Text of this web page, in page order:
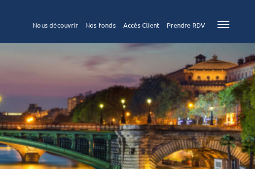
Nous découvrir Nos fonds Accès Client Prendre RDV